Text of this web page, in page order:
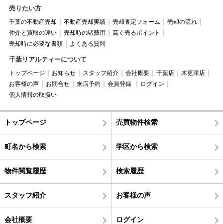
売りたい方
千葉の不動産売却 不動産売却実績 売却査定フォーム
売却の流れ
仲介と買取の違い
売却時の諸費用
高く売るポイント
売却時に必要な書類
よくある質問
千葉リアルティーについて
トップページ お知らせ スタッフ紹介 会社概要 千葉店
木更津店
お客様の声
お問合せ 来店予約 会員登録
ログイン
個人情報の取扱い
トップページ 売買物件検索
町名から検索 学区から検索
物件閲覧履歴 検索履歴
スタッフ紹介 お客様の声
会社概要 ログイン